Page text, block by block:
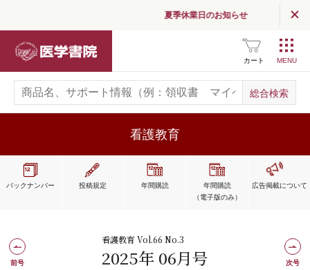
夏季休業日のお知らせ
カート
看護教育
バックナンバー 投稿規定 年間購読
年間購読
（電子版のみ）
広告掲載について
看護教育 Vol.66 No.3
2025年 06月号
前号 次号